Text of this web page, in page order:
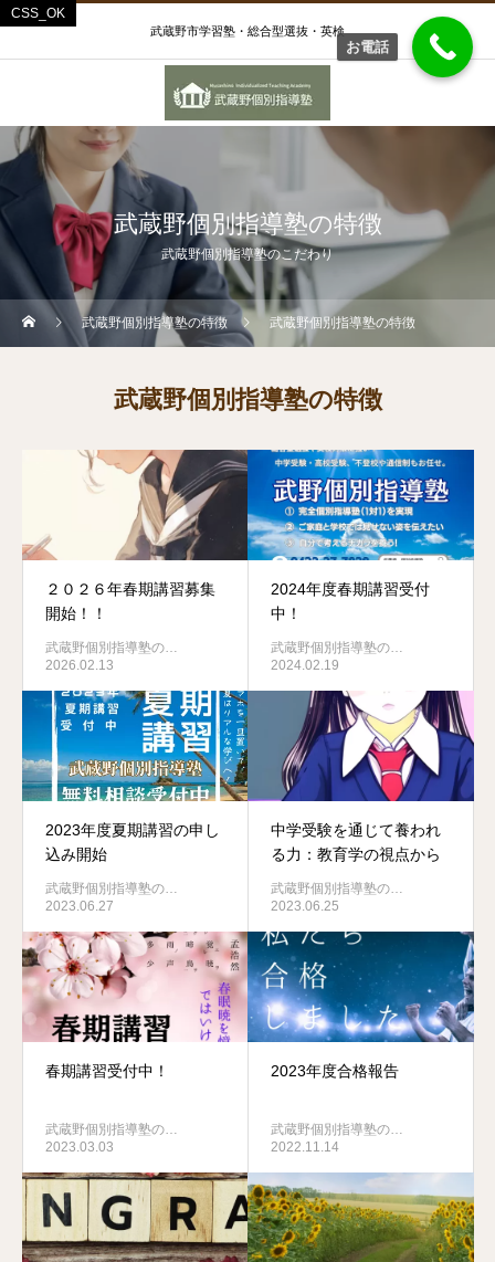
武蔵野市学習塾・総合型選抜・英検
武蔵野個別指導塾の特徴
武蔵野個別指導塾のこだわり
武蔵野個別指導塾の特徴 武蔵野個別指導塾の特徴
武蔵野個別指導塾の特徴
２０２６年春期講習募集
開始！！
武蔵野個別指導塾の…
2026.02.13
2024年度春期講習受付
中！
武蔵野個別指導塾の…
2024.02.19
2023年度夏期講習の申し
込み開始
武蔵野個別指導塾の…
2023.06.27
中学受験を通じて養われ
る力：教育学の視点から
武蔵野個別指導塾の…
2023.06.25
春期講習受付中！
武蔵野個別指導塾の…
2023.03.03
2023年度合格報告
武蔵野個別指導塾の…
2022.11.14
お電話